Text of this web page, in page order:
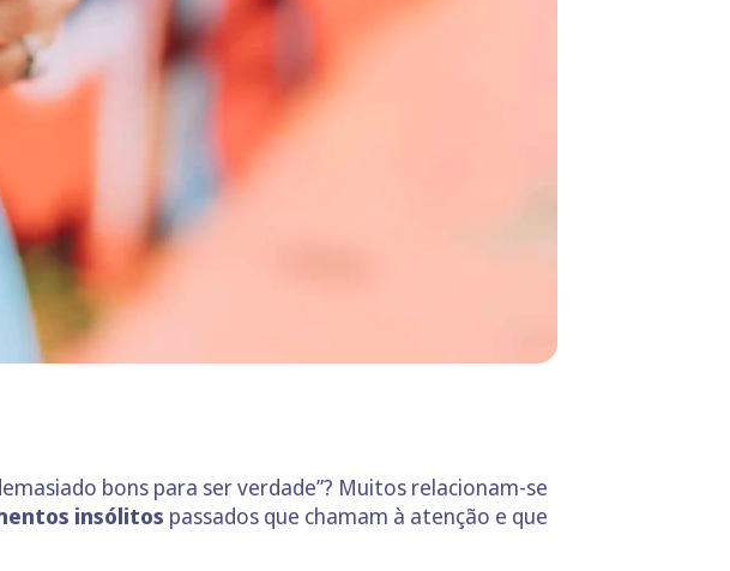
bons para ser verdade”? Muitos relacionam-se
insólitos passados que chamam à atenção e que